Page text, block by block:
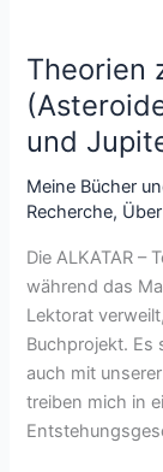
Theorien
und
Meine Bücher
Recherche,
Die ALKATAR –
während das
Lektorat
Buchprojekt. Es
auch mit
treiben mich in